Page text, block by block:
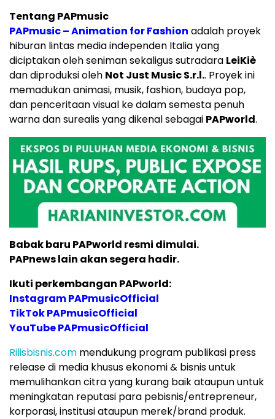
Tentang PAPmusic
PAPmusic – Animation for Fashion adalah proyek
hiburan lintas media independen Italia yang
diciptakan oleh seniman sekaligus sutradara LeiKiè
dan diproduksi oleh Not Just Music S.r.l.. Proyek ini
memadukan animasi, musik, fashion, budaya pop,
dan penceritaan visual ke dalam semesta penuh
warna dan surealis yang dikenal sebagai PAPworld.
Babak baru PAPworld resmi dimulai.
PAPnews lain akan segera hadir.
Ikuti perkembangan PAPworld:
Instagram PAPmusicOfficial
TikTok PAPmusicOfficial
YouTube PAPmusicOfficial
Rilisbisnis.com mendukung program publikasi press
release di media khusus ekonomi & bisnis untuk
memulihankan citra yang kurang baik ataupun untuk
meningkatan reputasi para pebisnis/entrepreneur,
korporasi, institusi ataupun merek/brand produk.